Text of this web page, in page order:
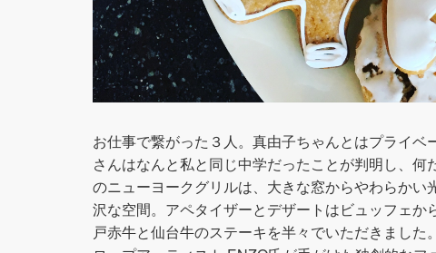
お仕事で繋がった３人。真由子ちゃんとはプライ
さんはなんと私と同じ中学だったことが判明し、
のニューヨークグリルは、大きな窓からやわらか
沢な空間。アペタイザーとデザートはビュッフェ
戸赤牛と仙台牛のステーキを半々でいただきまし